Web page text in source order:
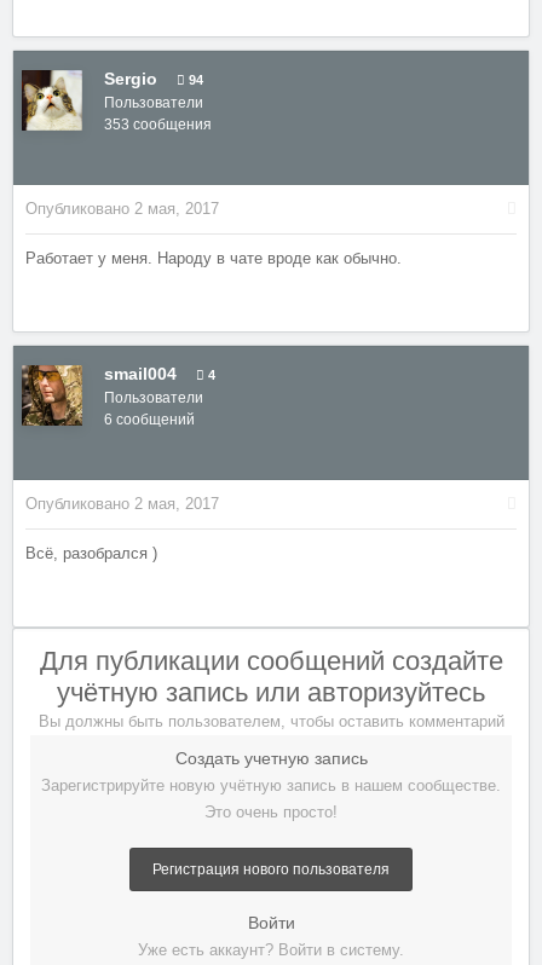
Sergio 94
Пользователи
353 сообщения
Опубликовано 2 мая, 2017
Работает у меня. Народу в чате вроде как обычно.
smail004 4
Пользователи
6 сообщений
Опубликовано 2 мая, 2017
Всё, разобрался )
Для публикации сообщений создайте
учётную запись или авторизуйтесь
Вы должны быть пользователем, чтобы оставить комментарий
Создать учетную запись
Зарегистрируйте новую учётную запись в нашем сообществе.
Это очень просто!
Регистрация нового пользователя
Войти
Уже есть аккаунт? Войти в систему.